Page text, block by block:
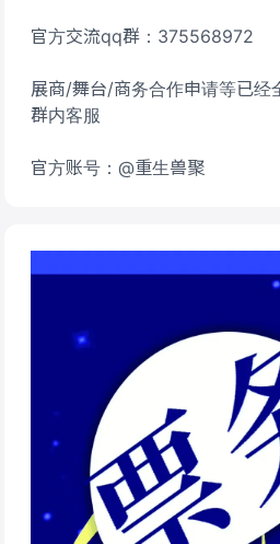
官方交流qq群：375568972
展商/舞台/商务合作申请等已经
群内客服
官方账号：@重生兽聚